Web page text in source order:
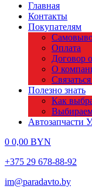
Главная
Контакты
Покупателям
Оплата
Договор
О
Полезно знать
Как
Автозапчасти
0 0,00 BYN
+375 29 678-88-92
im@paradavto.by